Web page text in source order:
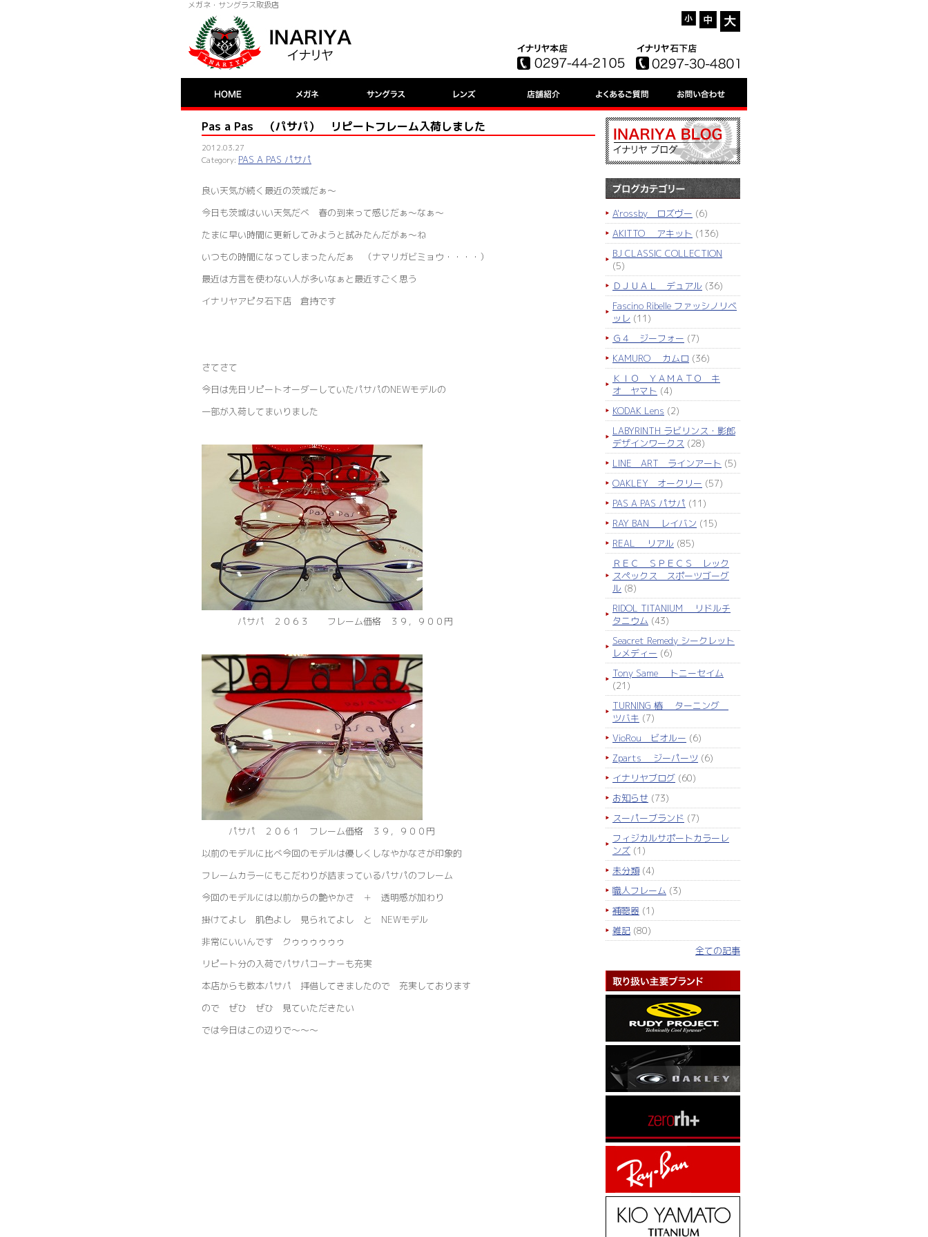
メガネ・サングラス取扱店
Pas a Pas （パサパ） リピートフレーム入荷しました
2012.03.27
PAS A PAS パサパ
良い天気が続く最近の茨城だぁ～
今日も茨城はいい天気だべ 春の到来って感じだぁ～なぁ～
たまに早い時間に更新してみようと試みたんだがぁ～ね
いつもの時間になってしまったんだぁ （ナマリガビミョウ・・・・）
最近は方言を使わない人が多いなぁと最近すごく思う
イナリヤアピタ石下店 倉持です
さてさて
今日は先日リピートオーダーしていたパサパのNEWモデルの
一部が入荷してまいりました
パサパ ２０６３ フレーム価格 ３９，９００円
パサパ ２０６１ フレーム価格 ３９，９００円
以前のモデルに比べ今回のモデルは優しくしなやかなさが印象的
フレームカラーにもこだわりが詰まっているパサパのフレーム
今回のモデルには以前からの艶やかさ ＋ 透明感が加わり
掛けてよし 肌色よし 見られてよし と NEWモデル
非常にいいんです クゥゥゥゥゥゥ
リピート分の入荷でパサパコーナーも充実
本店からも数本パサパ 拝借してきましたので 充実しております
ので ぜひ ぜひ 見ていただきたい
では今日はこの辺りで～～～
A'rossby ロズヴー (6)
AKITTO アキット (136)
BJ CLASSIC COLLECTION
(5)
ＤＪＵＡＬ デュアル (36)
Fascino Ribelle ファッシノリベ
ッレ (11)
Ｇ４ ジーフォー (7)
KAMURO カムロ (36)
ＫＩＯ ＹＡＭＡＴＯ キ
オ ヤマト (4)
KODAK Lens (2)
LABYRINTH ラビリンス・影郎
デザインワークス (28)
LINE ART ラインアート (5)
OAKLEY オークリー (57)
PAS A PAS パサパ (11)
RAY BAN レイバン (15)
REAL リアル (85)
ＲＥＣ ＳＰＥＣＳ レック
スペックス スポーツゴーグ
ル (8)
RIDOL TITANIUM リドルチ
タニウム (43)
Seacret Remedy シークレット
レメディー (6)
Tony Same トニーセイム
(21)
TURNING 椿 ターニング
ツバキ (7)
VioRou ビオルー (6)
Zparts ジーパーツ (6)
イナリヤブログ (60)
お知らせ (73)
スーパーブランド (7)
フィジカルサポートカラーレ
ンズ (1)
未分類 (4)
職人フレーム (3)
補聴器 (1)
雑記 (80)
全ての記事